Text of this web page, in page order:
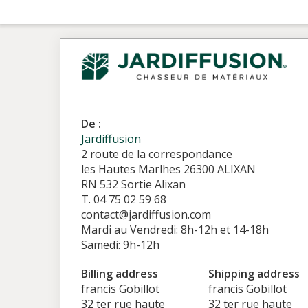
De :
Jardiffusion
2 route de la correspondance
les Hautes Marlhes 26300 ALIXAN
RN 532 Sortie Alixan
T. 04 75 02 59 68
contact@jardiffusion.com
Mardi au Vendredi: 8h-12h et 14-18h
Samedi: 9h-12h
Billing address
francis Gobillot
32 ter rue haute
Shipping address
francis Gobillot
32 ter rue haute